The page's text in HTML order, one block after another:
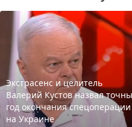
Экстрасенс и целитель
Валерий Кустов назвал
год окончания спецоперации
на Украине